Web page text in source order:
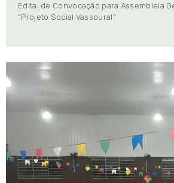
Edital de Convocação para Assembleia
“Projeto Social Vassoural”